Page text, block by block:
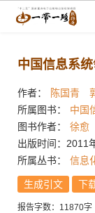
中国信息系
作者： 陈国青
所属图书：
中国
图书作者：
徐愈
出版时间：2011
所属丛书：
信息
生成引文 下
报告字数：11870字